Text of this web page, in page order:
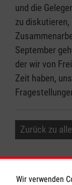
und die
zu
September
der wir von
Zeit haben,
Zurück zu
Wir verwenden